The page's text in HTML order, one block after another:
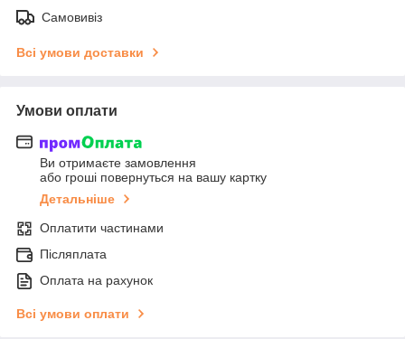
Самовивіз
Всі умови доставки
Умови оплати
Ви отримаєте замовлення
або гроші повернуться на вашу картку
Детальніше
Оплатити частинами
Післяплата
Оплата на рахунок
Всі умови оплати